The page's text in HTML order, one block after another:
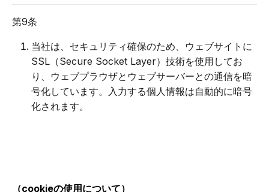
第9条
当社は、セキュリティ確保のため、ウェブサイトに
SSL（Secure Socket Layer）技術を使用してお
り、ウェブプラウザとウェブサーバーとの通信を暗
号化しています。入力する個人情報は自動的に暗号
化されます。
（cookieの使用について）